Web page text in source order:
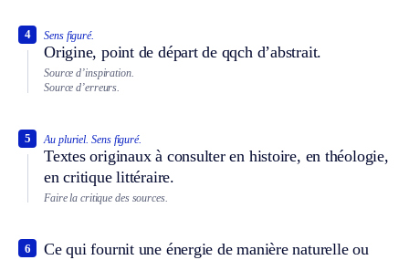
Sens figuré.
Origine, point de départ de qqch d’abstrait.
4
Source d’inspiration.
Source d’erreurs.
Au pluriel. Sens figuré.
Textes originaux à consulter en histoire, en théologie,
en critique littéraire.
5
Faire la critique des sources.
Ce qui fournit une énergie de manière naturelle ou
6